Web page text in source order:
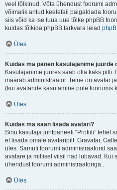
veel tõlkinud. Võta ühendust foorumi
võimalik antud keelefail paigaldada
siis võid ka ise luua uue tõlke phpBB
kuidas tõlkida phpBB tarkvara leiad
Üles
Kuidas ma panen kasutajanime juurde
Kasutajanime juures saab olla kaks pilti.
määrab administraator. Teine on avatar
(kui avataride kasutamine pole foorumis
Üles
Kuidas ma saan lisada avatari?
Sinu kasutaja juhtpaneeli “Profiili” lehel
et lisada omale avataripilt: Gravatar,
üles. Samuti foorumi administraatorid
avatare ja millisel viisil nad lubavad. Kui
ühendust foorumi administraatoriga..
Üles